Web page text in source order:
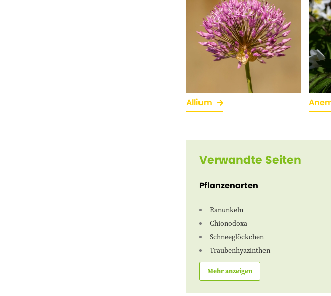
Allium
Verwandte Seiten
Pflanzenarten
Ranunkeln
Chionodoxa
Schneeglöckchen
Traubenhyazinthen
Mehr anzeigen